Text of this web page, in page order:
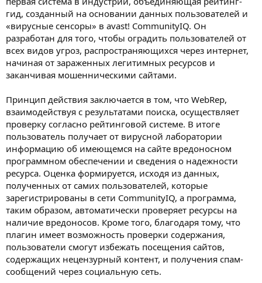
гид, созданный на основании данных пользователей и
«вирусные сенсоры» в avast! CommunityIQ. Он
разработан для того, чтобы оградить пользователей от
всех видов угроз, распространяющихся через интернет,
начиная от зараженных легитимных ресурсов и
заканчивая мошенническими сайтами.
Принцип действия заключается в том, что WebRep,
взаимодействуя с результатами поиска, осуществляет
проверку согласно рейтинговой системе. В итоге
пользователь получает от вирусной лаборатории
информацию об имеющемся на сайте вредоносном
программном обеспечении и сведения о надежности
ресурса. Оценка формируется, исходя из данных,
полученных от самих пользователей, которые
зарегистрированы в сети CommunityIQ, а программа,
таким образом, автоматически проверяет ресурсы на
наличие вредоносов. Кроме того, благодаря тому, что
плагин имеет возможность проверки содержания,
пользователи смогут избежать посещения сайтов,
содержащих нецензурный контент, и получения спам-
сообщений через социальную сеть.